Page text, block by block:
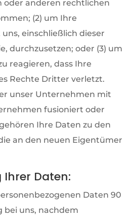
oder anderen rechtlichen
(2) um Ihre
einschließlich dieser
durchzusetzen; oder (3) um
reagieren, dass Ihre
Rechte Dritter verletzt.
unser Unternehmen mit
fusioniert oder
Ihre Daten zu den
an den neuen Eigentümer
Daten:
Daten 90
bei uns, nachdem